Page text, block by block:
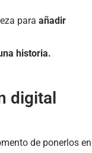
para añadir
historia.
digital
de ponerlos en